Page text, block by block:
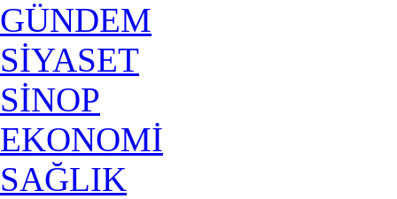
GÜNDEM
SİYASET
SİNOP
EKONOMİ
SAĞLIK